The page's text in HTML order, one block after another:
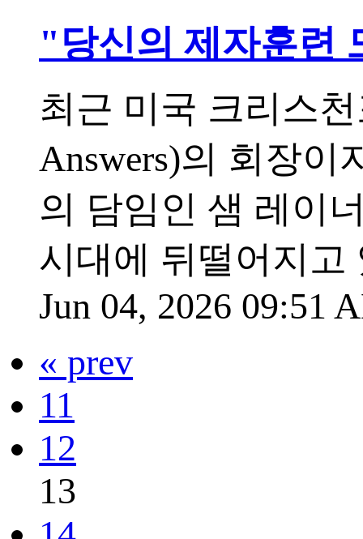
"당신의 제자훈련
최근 미국 크리스
Answers)의 회장
의 담임인 샘 레이
시대에 뒤떨어지
Jun 04, 2026 09:51
« prev
11
12
13